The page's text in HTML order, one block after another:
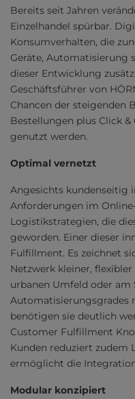
Bereits seit Jahren
Einzelhandel spürbar.
Konsumverhalten, die
Geräte, Automatisierung
dieser Entwicklung
Geschäftsführer von
Chancen der steigenden
Bestellungen plus Click
genutzt werden.
Optimal vernetzt
Angesichts kundenseitig
Anforderungen im
Logistikstrategien, die
geworden. Einer dieser
Fulfillment. Es zeichnet
Netzwerk kleiner,
urbanen Umfeld oder
Automatisierungsgrades
benötigen sie deutlich
Customer Fulfillment
Kunden reduziert zudem
ermöglicht die
Modular konzipiert